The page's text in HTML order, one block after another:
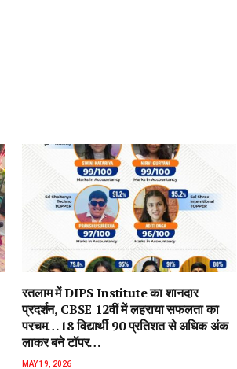
रतलाम में DIPS Institute का शानदार
प्रदर्शन, CBSE 12वीं में लहराया सफलता का
परचम…18 विद्यार्थी 90 प्रतिशत से अधिक अंक
लाकर बने टॉपर…
MAY 19, 2026